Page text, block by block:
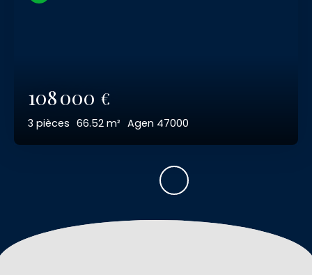
108 000 €
3 pièces 66.52 m² Agen 47000